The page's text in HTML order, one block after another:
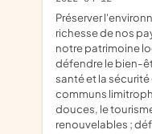
préserver l'environnement local, la biodiversité, la
richesse de nos
notre patrimoine
défendre le bien-
santé et la
communs
douces, le
renouvelables ;